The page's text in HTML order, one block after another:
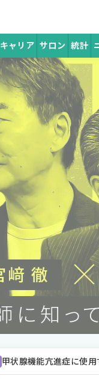
キャリア サロン 統計
甲状腺機能亢進症に使用